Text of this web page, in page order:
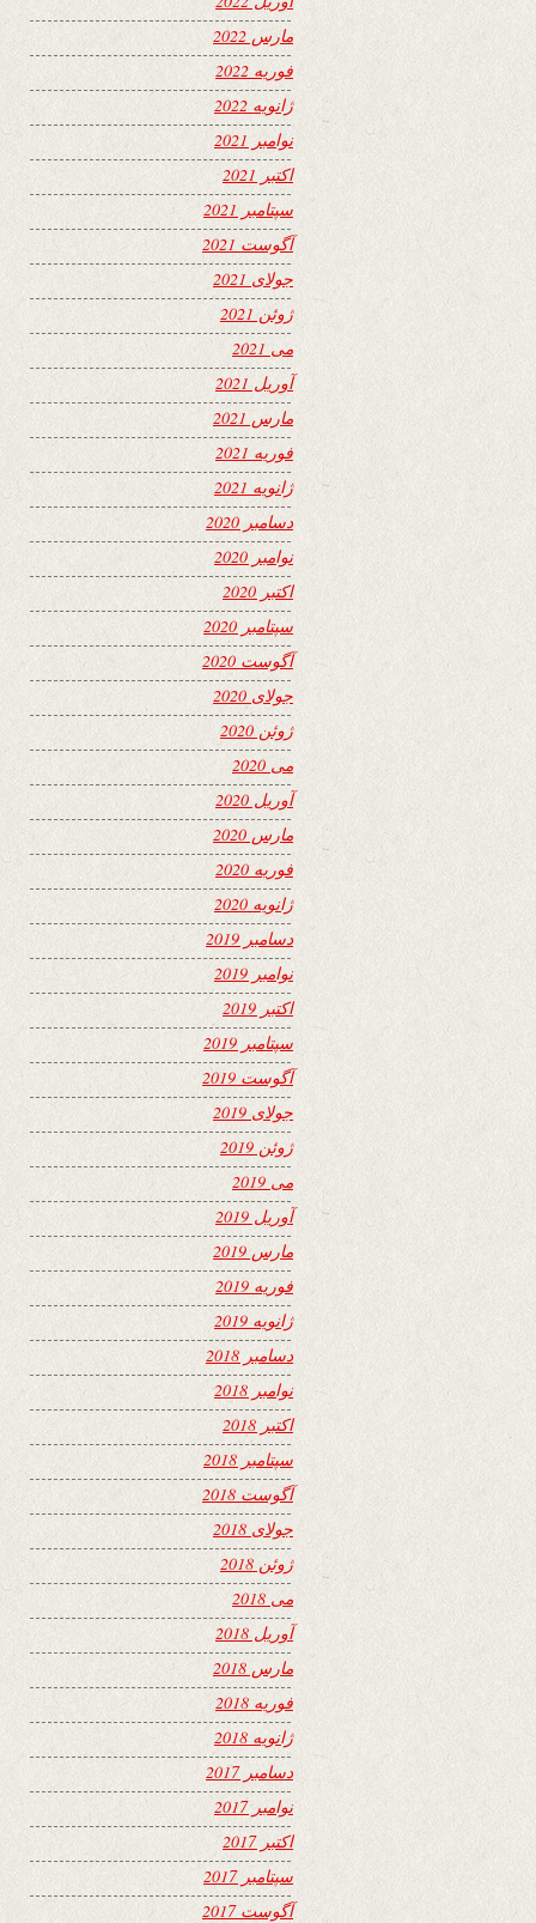
مارس 2022
فوریه 2022
ژانویه 2022
نوامبر 2021
اکتبر 2021
سپتامبر 2021
آگوست 2021
جولای 2021
ژوئن 2021
می 2021
آوریل 2021
مارس 2021
فوریه 2021
ژانویه 2021
دسامبر 2020
نوامبر 2020
اکتبر 2020
سپتامبر 2020
آگوست 2020
جولای 2020
ژوئن 2020
می 2020
آوریل 2020
مارس 2020
فوریه 2020
ژانویه 2020
دسامبر 2019
نوامبر 2019
اکتبر 2019
سپتامبر 2019
آگوست 2019
جولای 2019
ژوئن 2019
می 2019
آوریل 2019
مارس 2019
فوریه 2019
ژانویه 2019
دسامبر 2018
نوامبر 2018
اکتبر 2018
سپتامبر 2018
آگوست 2018
جولای 2018
ژوئن 2018
می 2018
آوریل 2018
مارس 2018
فوریه 2018
ژانویه 2018
دسامبر 2017
نوامبر 2017
اکتبر 2017
سپتامبر 2017
آگوست 2017